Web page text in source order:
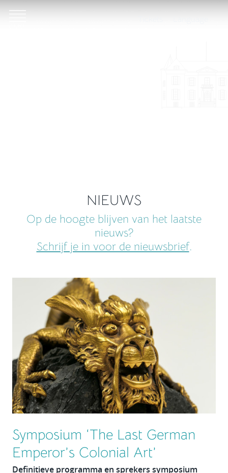
NIEUWS
Op de hoogte blijven van het laatste
nieuws?
Schrijf je in voor de nieuwsbrief.
Symposium ‘The Last German
Emperor’s Colonial Art’
Definitieve programma en sprekers symposium